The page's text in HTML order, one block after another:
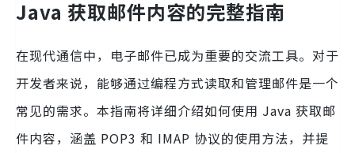
Java 获取邮件内容的完整指南
在现代通信中，电子邮件已成为重要的交流工具。对于
开发者来说，能够通过编程方式读取和管理邮件是一个
常见的需求。本指南将详细介绍如何使用 Java 获取邮
件内容，涵盖 POP3 和 IMAP 协议的使用方法，并提